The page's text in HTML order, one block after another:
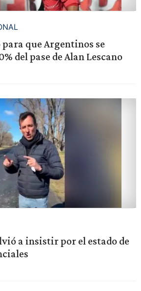
que Argentinos se
del pase de Alan Lescano
a insistir por el estado de